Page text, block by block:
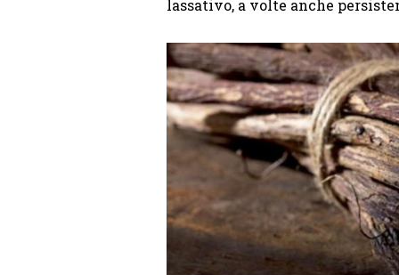
lassativo, a volte anche